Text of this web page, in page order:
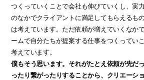
つくっていくことで会社も伸びていくし、実
のなかでクライアントに満足してもらえるも
は考えています。ただ依頼が増えていくなか
ームで自分たちが提案する仕事をつくってい
考えています。
僕もそう思います。それがたとえ依頼が先だ
ったり繋がったりすることから、クリエーシ